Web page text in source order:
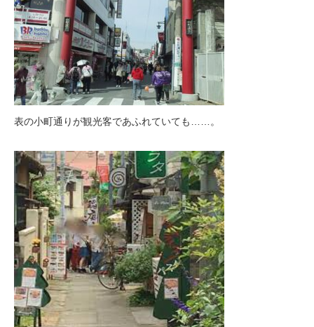
表の小町通りが観光客であふれていても……。